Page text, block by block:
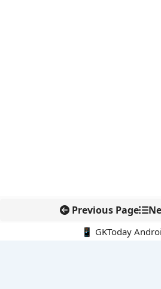
Previous Page
📱 GKToday